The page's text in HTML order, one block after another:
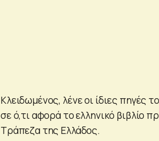
Κλειδωμένος, λένε οι ίδιες πηγές
σε ό,τι αφορά το ελληνικό βιβλίο
Τράπεζα της Ελλάδος.